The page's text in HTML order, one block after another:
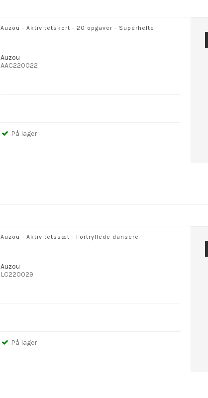
Auzou - Aktivitetskort - 20 opgaver - Superhelte
Auzou
AAC220022
På lager
Auzou - Aktivitetssæt - Fortryllede dansere
Auzou
LC220029
På lager